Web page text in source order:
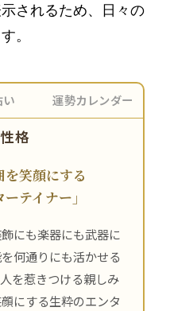
されるため、日々の
。